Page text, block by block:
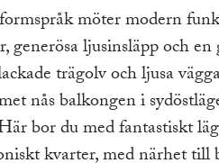
möter modern
generösa ljusinsläpp och
trägolv och ljusa
nås balkongen i
bor du med fantastiskt
kvarter, med närhet till